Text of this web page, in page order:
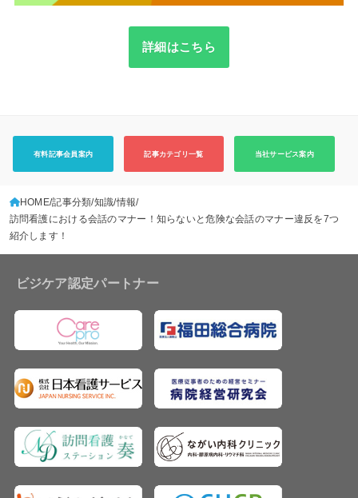
詳細はこちら
有料記事会員案内 記事カテゴリ一覧 当社サービス案内
HOME 記事分類 知識/情報
訪問看護における会話のマナー！知らないと危険な会話のマナー違反を7つ
紹介します！
ビジケア認定パートナー